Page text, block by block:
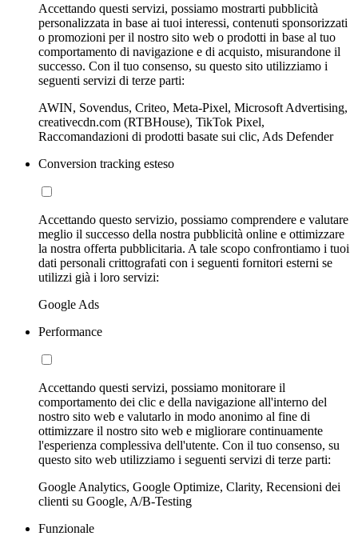
Accettando questi servizi, possiamo mostrarti pubblicità
personalizzata in base ai tuoi interessi, contenuti sponsorizzati
o promozioni per il nostro sito web o prodotti in base al tuo
comportamento di navigazione e di acquisto, misurandone il
successo. Con il tuo consenso, su questo sito utilizziamo i
seguenti servizi di terze parti:
AWIN, Sovendus, Criteo, Meta-Pixel, Microsoft Advertising,
creativecdn.com (RTBHouse), TikTok Pixel,
Raccomandazioni di prodotti basate sui clic, Ads Defender
Conversion tracking esteso
Accettando questo servizio, possiamo comprendere e valutare
meglio il successo della nostra pubblicità online e ottimizzare
la nostra offerta pubblicitaria. A tale scopo confrontiamo i tuoi
dati personali crittografati con i seguenti fornitori esterni se
utilizzi già i loro servizi:
Google Ads
Performance
Accettando questi servizi, possiamo monitorare il
comportamento dei clic e della navigazione all'interno del
nostro sito web e valutarlo in modo anonimo al fine di
ottimizzare il nostro sito web e migliorare continuamente
l'esperienza complessiva dell'utente. Con il tuo consenso, su
questo sito web utilizziamo i seguenti servizi di terze parti:
Google Analytics, Google Optimize, Clarity, Recensioni dei
clienti su Google, A/B-Testing
Funzionale